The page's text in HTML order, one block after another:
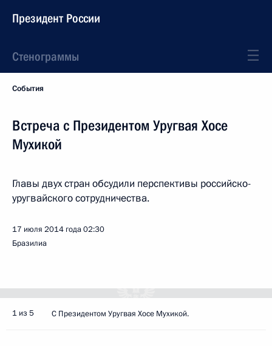
Президент России
Стенограммы
События
Встреча с Президентом Уругвая Хосе
Мухикой
Главы двух стран обсудили перспективы российско-
уругвайского сотрудничества.
17 июля 2014 года02:30
Бразилиа
1 из 5 С Президентом Уругвая Хосе Мухикой.